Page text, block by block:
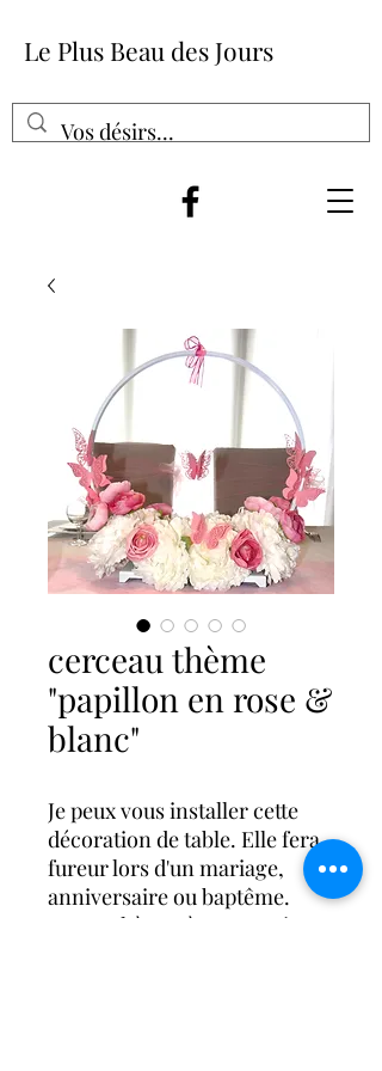
Le Plus Beau des Jours
cerceau thème
"papillon en rose &
blanc"
Je peux vous installer cette
décoration de table. Elle fera
fureur lors d'un mariage,
anniversaire ou baptême.
Atmosphère très romantique